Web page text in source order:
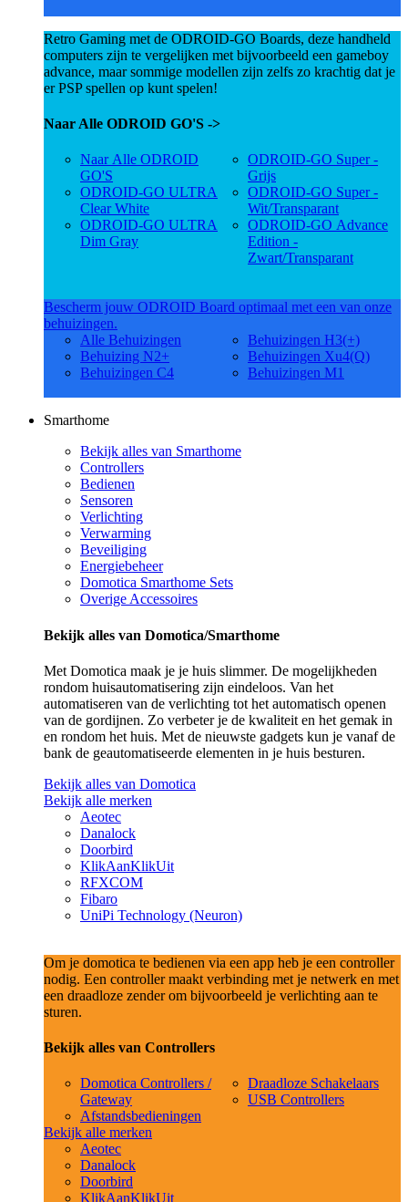
Retro Gaming met de ODROID-GO Boards, deze handheld
computers zijn te vergelijken met bijvoorbeeld een gameboy
advance, maar sommige modellen zijn zelfs zo krachtig dat je
er PSP spellen op kunt spelen!
Naar Alle ODROID GO'S ->
Naar Alle ODROID
GO'S
ODROID-GO ULTRA
Clear White
ODROID-GO ULTRA
Dim Gray
ODROID-GO Super -
Grijs
ODROID-GO Super -
Wit/Transparant
ODROID-GO Advance
Edition -
Zwart/Transparant
Bescherm jouw ODROID Board optimaal met een van onze
behuizingen.
Alle Behuizingen
Behuizing N2+
Behuizingen C4
Behuizingen H3(+)
Behuizingen Xu4(Q)
Behuizingen M1
Smarthome
Bekijk alles van Smarthome
Controllers
Bedienen
Sensoren
Verlichting
Verwarming
Beveiliging
Energiebeheer
Domotica Smarthome Sets
Overige Accessoires
Bekijk alles van Domotica/Smarthome
Met Domotica maak je je huis slimmer. De mogelijkheden
rondom huisautomatisering zijn eindeloos. Van het
automatiseren van de verlichting tot het automatisch openen
van de gordijnen. Zo verbeter je de kwaliteit en het gemak in
en rondom het huis. Met de nieuwste gadgets kun je vanaf de
bank de geautomatiseerde elementen in je huis besturen.
Bekijk alles van Domotica
Bekijk alle merken
Aeotec
Danalock
Doorbird
KlikAanKlikUit
RFXCOM
Fibaro
UniPi Technology (Neuron)
Om je domotica te bedienen via een app heb je een controller
nodig. Een controller maakt verbinding met je netwerk en met
een draadloze zender om bijvoorbeeld je verlichting aan te
sturen.
Bekijk alles van Controllers
Domotica Controllers /
Gateway
Afstandsbedieningen
Draadloze Schakelaars
USB Controllers
Bekijk alle merken
Aeotec
Danalock
Doorbird
KlikAanKlikUit